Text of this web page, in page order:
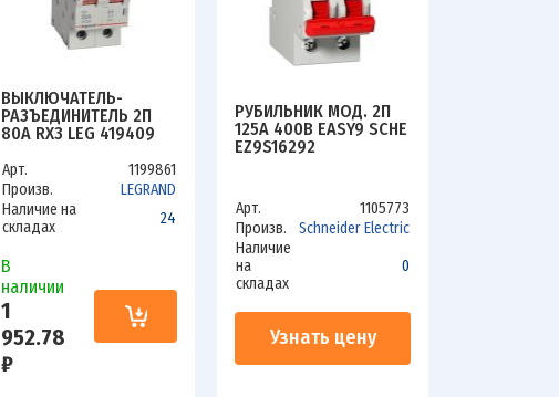
ВЫКЛЮЧАТЕЛЬ-
РАЗЪЕДИНИТЕЛЬ 2П
80А RX3 LEG 419409
Арт.
1199861
Произв.
LEGRAND
Наличие на
складах
24
В
наличии
1
952.78
₽
РУБИЛЬНИК МОД. 2П
125А 400В EASY9 SCHE
EZ9S16292
Арт.
1105773
Произв.
Schneider Electric
Наличие
на
складах
0
Узнать цену